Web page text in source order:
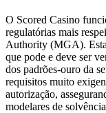
O Scored Casino
regulatórias mais
Authority (MGA).
que pode e deve ser
dos padrões-ouro da
requisitos muito
autorização,
modelares de